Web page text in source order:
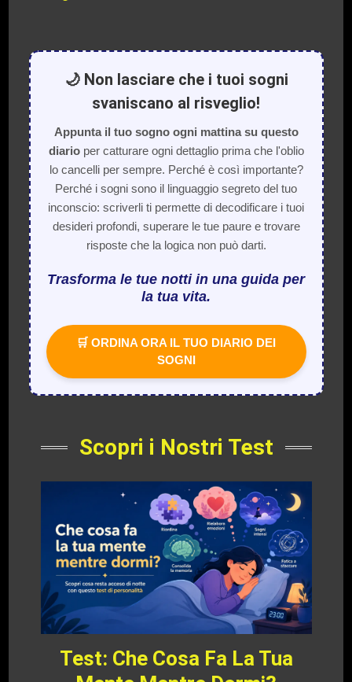
🌙 Non lasciare che i tuoi sogni
svaniscano al risveglio!
Appunta il tuo sogno ogni mattina su questo
diarioper catturare ogni dettaglio prima che l'oblio
lo cancelli per sempre. Perché è così importante?
Perché i sogni sono il linguaggio segreto del tuo
inconscio: scriverli ti permette di decodificare i tuoi
desideri profondi, superare le tue paure e trovare
risposte che la logica non può darti.
Trasforma le tue notti in una guida per
la tua vita.
🛒 ORDINA ORA IL TUO DIARIO DEI
SOGNI
Scopri i Nostri Test
Test: Che Cosa Fa La Tua